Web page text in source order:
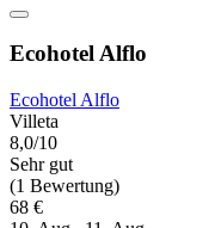
Ecohotel Alflo
Ecohotel Alflo
Villeta
8,0/10
Sehr gut
(1 Bewertung)
68 €